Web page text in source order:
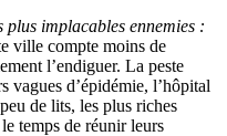
plus implacables ennemies :
ville compte moins de
l’endiguer. La peste
vagues d’épidémie, l’hôpital
de lits, les plus riches
temps de réunir leurs